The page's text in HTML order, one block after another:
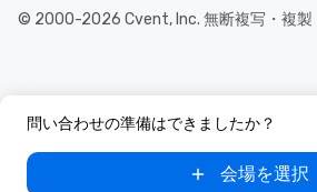
問い合わせの準備はできましたか？
会場を選択
© 2000-2026 Cvent, Inc. 無断複写・複製